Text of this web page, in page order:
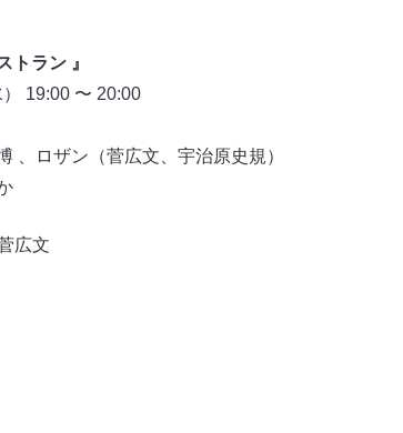
トラン 』
19:00 〜 20:00
、ロザン（菅広文、宇治原史規）
広文